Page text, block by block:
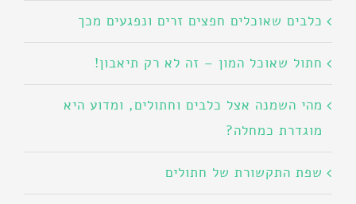
כלבים שאוכלים חפצים זרים ונפגעים מכך
חתול שאוכל המון – זה לא רק תיאבון!
מהי השמנה אצל כלבים וחתולים, ומדוע היא
מוגדרת כמחלה?
שפת התקשורת של חתולים